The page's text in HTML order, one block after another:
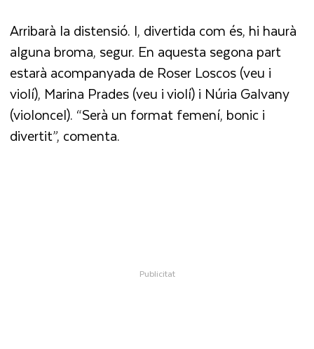
Arribarà la distensió. I, divertida com és, hi haurà
alguna broma, segur. En aquesta segona part
estarà acompanyada de Roser Loscos (veu i
violí), Marina Prades (veu i violí) i Núria Galvany
(violoncel). “Serà un format femení, bonic i
divertit”, comenta.